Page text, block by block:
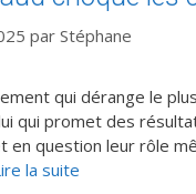
par Stéphane
qui dérange le
qui promet des
en question leur rôle
la suite